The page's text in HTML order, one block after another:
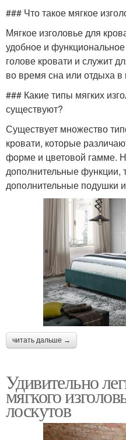
### Что такое мягкое
Мягкое изголовье для
удобное и
голове кровати и служит
во время сна или отдыха в
### Какие типы мягких
существуют?
Существует множество
кровати, которые
форме и цветовой гамме.
дополнительные функции,
дополнительные подушки
читать дальше →
Удивительно
мягкого
лоскутов